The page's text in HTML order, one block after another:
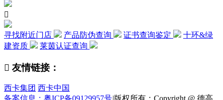

寻找附近门店 产品防伪查询 证书查询鉴定
十环&绿
建资质
莱茵认证查询
 友情链接：
西卡集团 西卡中国